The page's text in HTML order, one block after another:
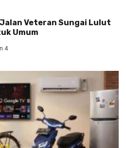
Veteran Sungai Lulut
Umum
4